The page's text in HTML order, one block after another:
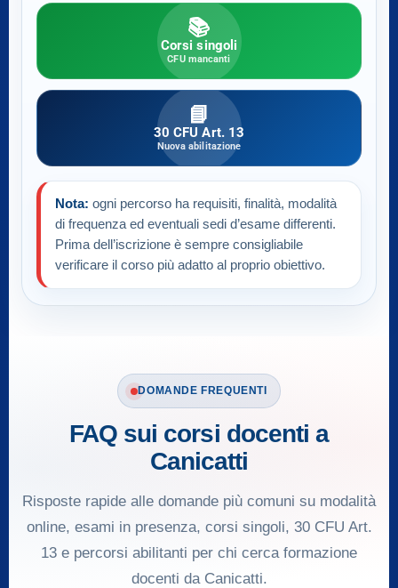
📚
Corsi singoli
CFU mancanti
📘
30 CFU Art. 13
Nuova abilitazione
Nota: ogni percorso ha requisiti, finalità, modalità
di frequenza ed eventuali sedi d’esame differenti.
Prima dell’iscrizione è sempre consigliabile
verificare il corso più adatto al proprio obiettivo.
DOMANDE FREQUENTI
FAQ sui corsi docenti a
Canicatti
Risposte rapide alle domande più comuni su modalità
online, esami in presenza, corsi singoli, 30 CFU Art.
13 e percorsi abilitanti per chi cerca formazione
docenti da Canicatti.